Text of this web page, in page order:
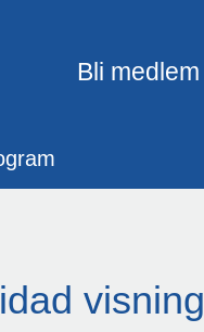
Bli medlem
visning